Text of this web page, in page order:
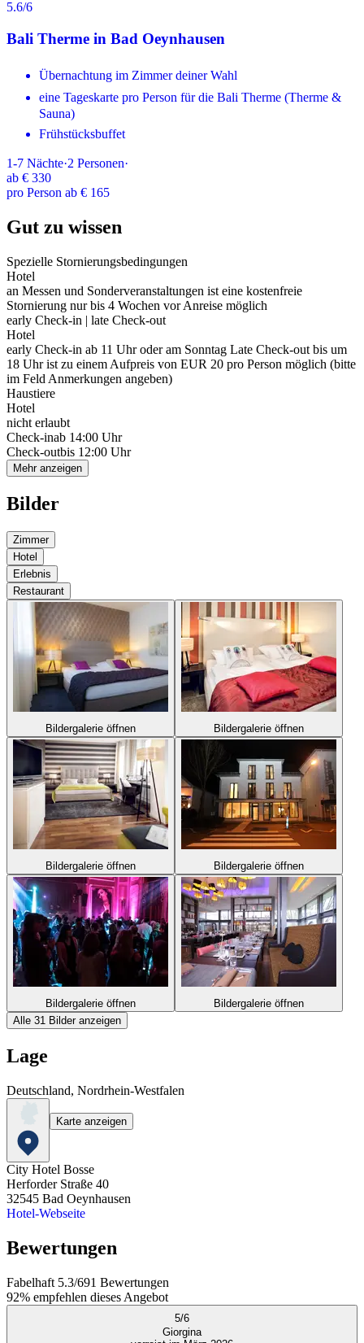
5.6/6
Bali Therme in Bad Oeynhausen
Übernachtung im Zimmer deiner Wahl
eine Tageskarte pro Person für die Bali Therme (Therme &
Sauna)
Frühstücksbuffet
1-7 Nächte·2 Personen·
ab € 330
pro Person ab € 165
Gut zu wissen
Spezielle Stornierungsbedingungen
Hotel
an Messen und Sonderveranstaltungen ist eine kostenfreie
Stornierung nur bis 4 Wochen vor Anreise möglich
early Check-in | late Check-out
Hotel
early Check-in ab 11 Uhr oder am Sonntag Late Check-out bis um
18 Uhr ist zu einem Aufpreis von EUR 20 pro Person möglich (bitte
im Feld Anmerkungen angeben)
Haustiere
Hotel
nicht erlaubt
Check-inab 14:00 Uhr
Check-outbis 12:00 Uhr
Mehr anzeigen
Bilder
Zimmer
Hotel
Erlebnis
Restaurant
Bildergalerie öffnen Bildergalerie öffnen
Bildergalerie öffnen Bildergalerie öffnen
Bildergalerie öffnen
Bildergalerie öffnen
Alle 31 Bilder anzeigen
Lage
Deutschland, Nordrhein-Westfalen
Karte anzeigen
City Hotel Bosse
Herforder Straße 40
32545 Bad Oeynhausen
Hotel-Webseite
Bewertungen
Fabelhaft 5.3/691 Bewertungen
92% empfehlen dieses Angebot
5/6
Giorgina